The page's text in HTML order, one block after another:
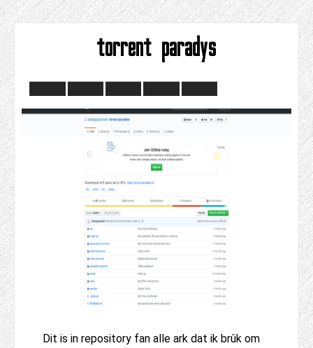
torrent paradys
Dit is in repository fan alle ark dat ik brûk om